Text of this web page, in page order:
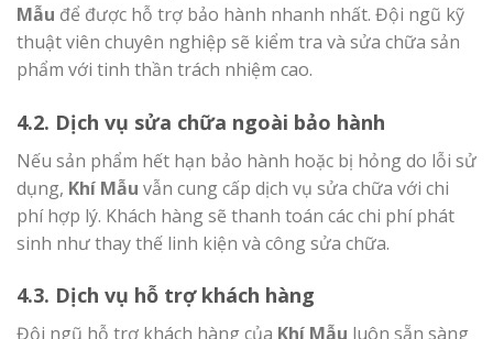
Mẫu để được hỗ trợ bảo hành nhanh nhất. Đội ngũ kỹ
thuật viên chuyên nghiệp sẽ kiểm tra và sửa chữa sản
phẩm với tinh thần trách nhiệm cao.
4.2. Dịch vụ sửa chữa ngoài bảo hành
Nếu sản phẩm hết hạn bảo hành hoặc bị hỏng do lỗi sử
dụng, Khí Mẫu vẫn cung cấp dịch vụ sửa chữa với chi
phí hợp lý. Khách hàng sẽ thanh toán các chi phí phát
sinh như thay thế linh kiện và công sửa chữa.
4.3. Dịch vụ hỗ trợ khách hàng
Đội ngũ hỗ trợ khách hàng của Khí Mẫu luôn sẵn sàng